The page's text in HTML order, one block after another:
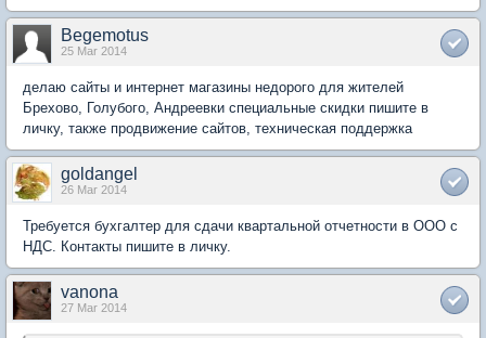
Begemotus
25 Mar 2014
делаю сайты и интернет магазины недорого для жителей
Брехово, Голубого, Андреевки специальные скидки пишите в
личку, также продвижение сайтов, техническая поддержка
goldangel
26 Mar 2014
Требуется бухгалтер для сдачи квартальной отчетности в ООО с
НДС. Контакты пишите в личку.
vanona
27 Mar 2014